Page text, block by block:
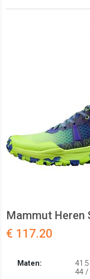
Mammut Heren
€ 117.20
Maten:
44 /